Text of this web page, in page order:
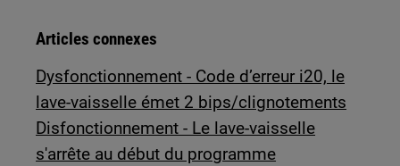
Articles connexes
Dysfonctionnement - Code d’erreur i20, le
lave-vaisselle émet 2 bips/clignotements
Disfonctionnement - Le lave-vaisselle
s'arrête au début du programme